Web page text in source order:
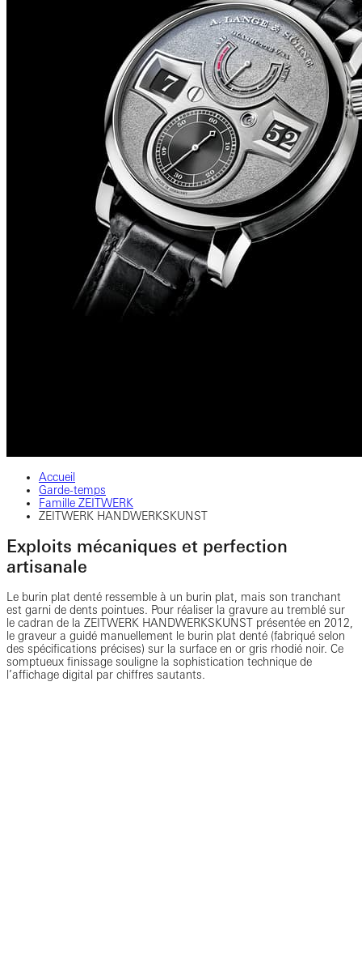
Accueil
Garde-temps
Famille ZEITWERK
ZEITWERK HANDWERKSKUNST
Exploits mécaniques et perfection
artisanale
Le burin plat denté ressemble à un burin plat, mais son tranchant
est garni de dents pointues. Pour réaliser la gravure au tremblé sur
le cadran de la ZEITWERK HANDWERKSKUNST présentée en 2012,
le graveur a guidé manuellement le burin plat denté (fabriqué selon
des spécifications précises) sur la surface en or gris rhodié noir. Ce
somptueux finissage souligne la sophistication technique de
l’affichage digital par chiffres sautants.